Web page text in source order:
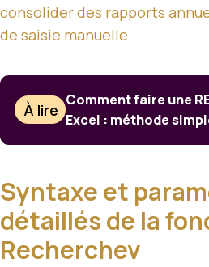
consolider des rapports
de saisie manuelle.
À lire
Comment faire une
Excel : méthode
Syntaxe et
détaillés de la
Recherchev